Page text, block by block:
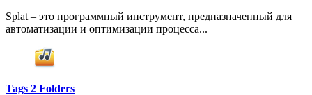
Splat – это программный инструмент, предназначенный для
автоматизации и оптимизации процесса...
Tags 2 Folders